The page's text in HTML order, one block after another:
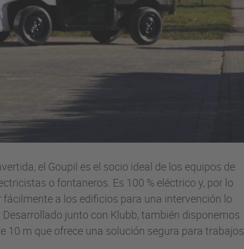
el Goupil es el socio ideal de los equipos de
o fontaneros. Es 100 % eléctrico y, por lo
a los edificios para una intervención lo
junto con Klubb, también disponemos
10 m que ofrece una solución segura para trabajos